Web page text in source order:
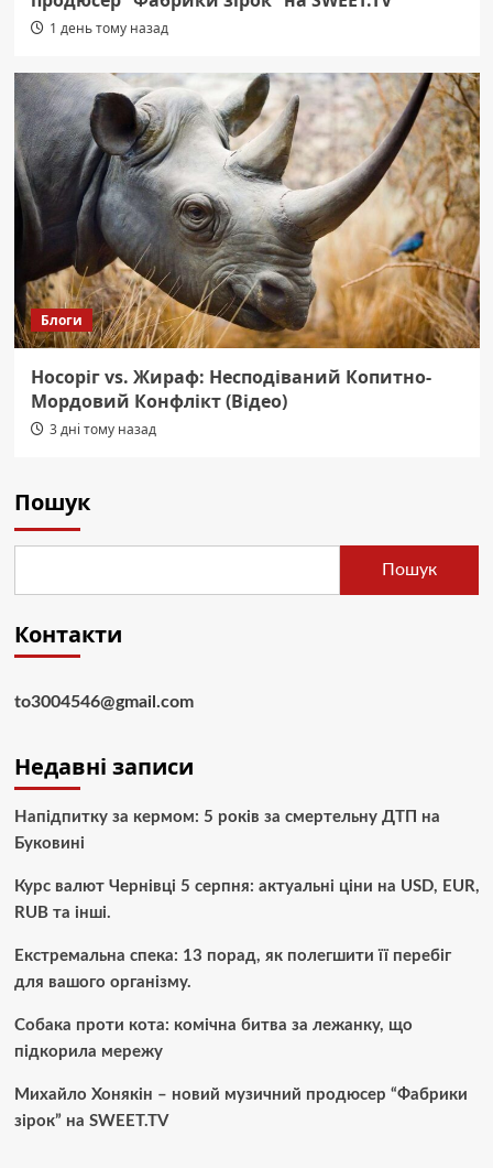
1 день тому назад
Блоги
Носоріг vs. Жираф: Несподіваний Копитно-
Мордовий Конфлікт (Відео)
3 дні тому назад
Пошук
Пошук
Контакти
to3004546@gmail.com
Недавні записи
Напідпитку за кермом: 5 років за смертельну ДТП на
Буковині
Курс валют Чернівці 5 серпня: актуальні ціни на USD, EUR,
RUB та інші.
Екстремальна спека: 13 порад, як полегшити її перебіг
для вашого організму.
Собака проти кота: комічна битва за лежанку, що
підкорила мережу
Михайло Хонякін – новий музичний продюсер “Фабрики
зірок” на SWEET.TV